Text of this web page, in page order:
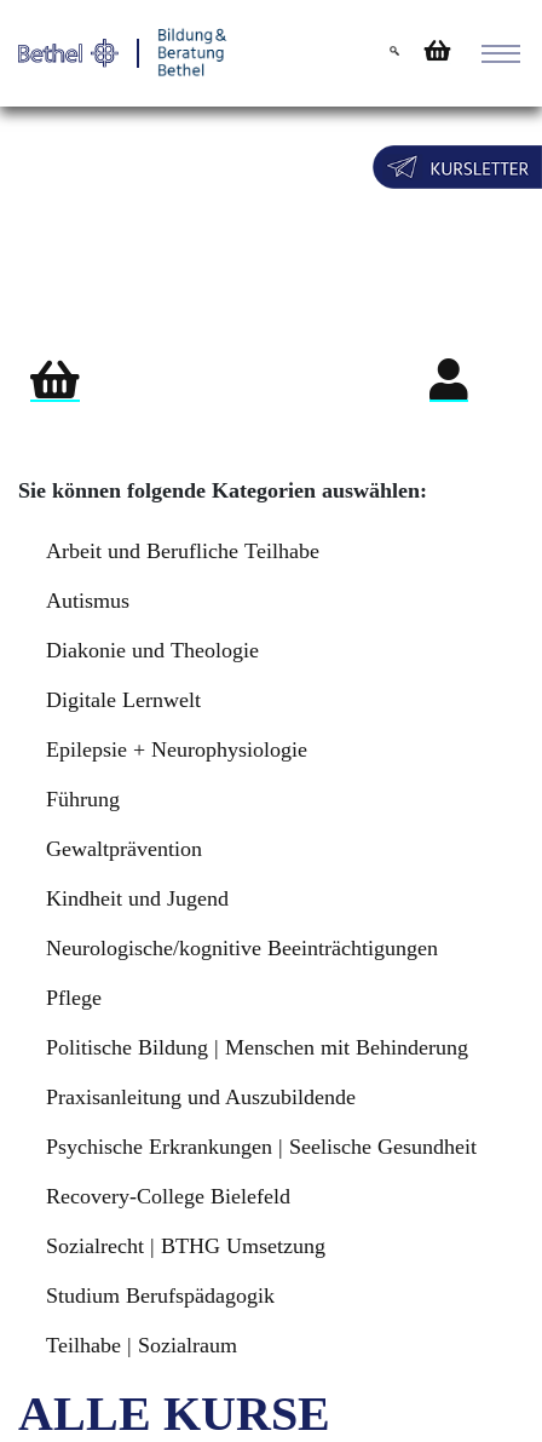
Sie können folgende Kategorien auswählen:
Arbeit und Berufliche Teilhabe
Autismus
Diakonie und Theologie
Digitale Lernwelt
Epilepsie + Neurophysiologie
Führung
Gewaltprävention
Kindheit und Jugend
Neurologische/kognitive Beeinträchtigungen
Pflege
Politische Bildung | Menschen mit Behinderung
Praxisanleitung und Auszubildende
Psychische Erkrankungen | Seelische Gesundheit
Recovery-College Bielefeld
Sozialrecht | BTHG Umsetzung
Studium Berufspädagogik
Teilhabe | Sozialraum
ALLE KURSE